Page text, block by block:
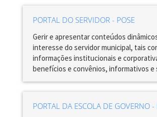
PORTAL DO SERVIDOR - POSE
Gerir e apresentar conteúdos
interesse do servidor municipal, tais
informações institucionais e
benefícios e convênios, informativos e
PORTAL DA ESCOLA DE GOVERNO -